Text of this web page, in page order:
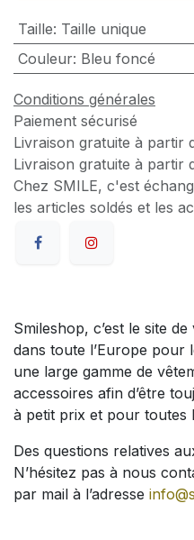
Taille: Taille unique
Couleur: Bleu foncé
Conditions générales
Paiement sécurisé
Livraison gratuite à partir
Livraison gratuite à partir
Chez SMILE, c'est
les articles soldés et les
Smileshop, c’est le site
dans toute l’Europe pour
une large gamme de
accessoires afin d’être
à petit prix et pour toutes
Des questions relatives
N’hésitez pas à nous
par mail à l’adresse